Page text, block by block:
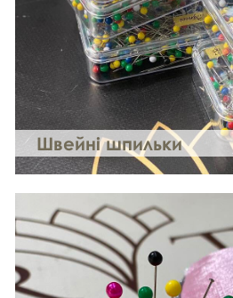
Швейні шпильки